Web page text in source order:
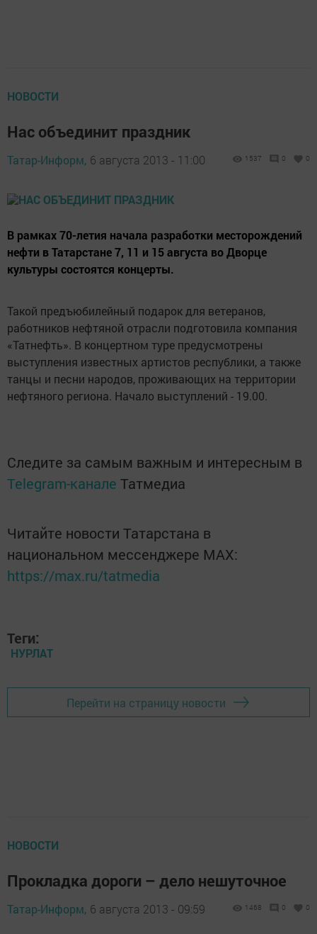
НОВОСТИ
Нас объединит праздник
Татар-Информ, 6 августа 2013 - 11:00 1537 0 0
В рамках 70-летия начала разработки месторождений
нефти в Татарстане 7, 11 и 15 августа во Дворце
культуры состоятся концерты.
Такой предъюбилейный подарок для ветеранов,
работников нефтяной отрасли подготовила компания
«Татнефть». В концертном туре предусмотрены
выступления известных артистов республики, а также
танцы и песни народов, проживающих на территории
нефтяного региона. Начало выступлений - 19.00.
Следите за самым важным и интересным в
Telegram-канале Татмедиа
Читайте новости Татарстана в
национальном мессенджере MАХ:
https://max.ru/tatmedia
Теги:
НУРЛАТ
Перейти на страницу новости
НОВОСТИ
Прокладка дороги – дело нешуточное
Татар-Информ, 6 августа 2013 - 09:59 1468 0 0